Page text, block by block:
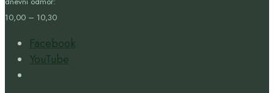
10,00 – 10,30
Facebook
YouTube